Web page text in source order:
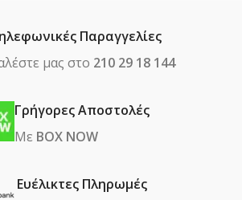
Παραγγελίες
μας στο 210 29 18 144
Γρήγορες Αποστολές
Με BOX NOW
Ευέλικτες Πληρωμές